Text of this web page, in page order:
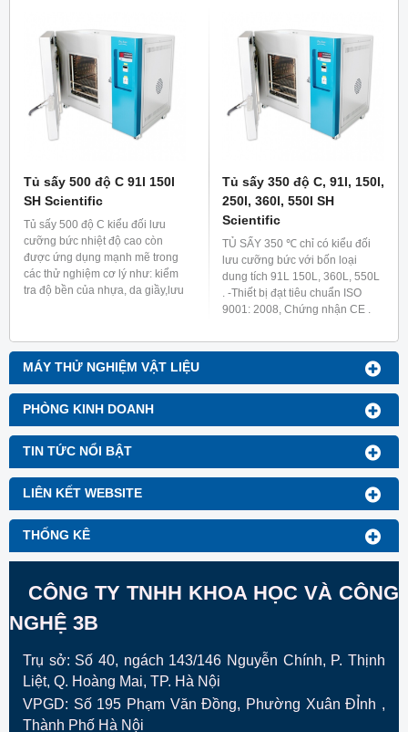
MÁY THỬ NGHIỆM VẬT LIỆU
PHÒNG KINH DOANH
TIN TỨC NỔI BẬT
LIÊN KẾT WEBSITE
THỐNG KÊ
Tủ sấy 500 độ C 91l 150l
SH Scientific
Tủ sấy 500 độ C kiểu đối lưu
cưỡng bức nhiệt độ cao còn
được ứng dụng mạnh mẽ trong
các thử nghiệm cơ lý như: kiểm
tra độ bền của nhựa, da giầy,lưu
Tủ sấy 350 độ C, 91l, 150l,
250l, 360l, 550l SH
Scientific
TỦ SẤY 350 ℃ chỉ có kiểu đối
lưu cưỡng bức với bốn loại
dung tích 91L 150L, 360L, 550L
. -Thiết bị đạt tiêu chuẩn ISO
9001: 2008, Chứng nhận CE .
CÔNG TY TNHH KHOA HỌC VÀ CÔNG
NGHỆ 3B
Trụ sở: Số 40, ngách 143/146 Nguyễn Chính, P. Thịnh
Liệt, Q. Hoàng Mai, TP. Hà Nội
VPGD: Số 195 Phạm Văn Đồng, Phường Xuân ĐỈnh ,
Thành Phố Hà Nội